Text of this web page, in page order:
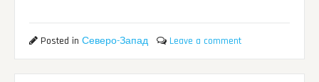
Posted inСеверо-Запад Leave a comment